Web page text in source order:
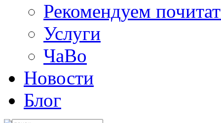
Рекомендуем
Услуги
ЧаВо
Новости
Блог